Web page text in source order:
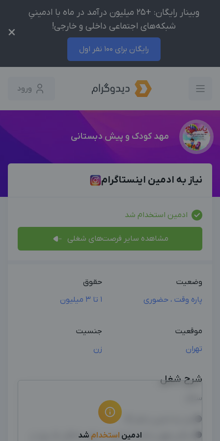
وبینار رایگان: +25 میلیون درآمد در ماه با ادمینیِ
شبکه‌های اجتماعی داخلی و خارجی!
رایگان برای 100 نفر اول
×
ورود
مهد کودک و پیش دبستانی
نیاز به ادمین اینستاگرام
ادمین استخدام شد
مشاهده سایر فرصت‌های شغلی
وضعیت
پاره وقت ، حضوری
حقوق
1 تا 3 میلیون
موقعیت
تهران
جنسیت
زن
شرح شغل
سلام
🟣نیاز به ادمین خانم 🌸
🟠 ساکن تهران باشند (حضور در مهد حداقل یک روز در
ادمین استخدام شد